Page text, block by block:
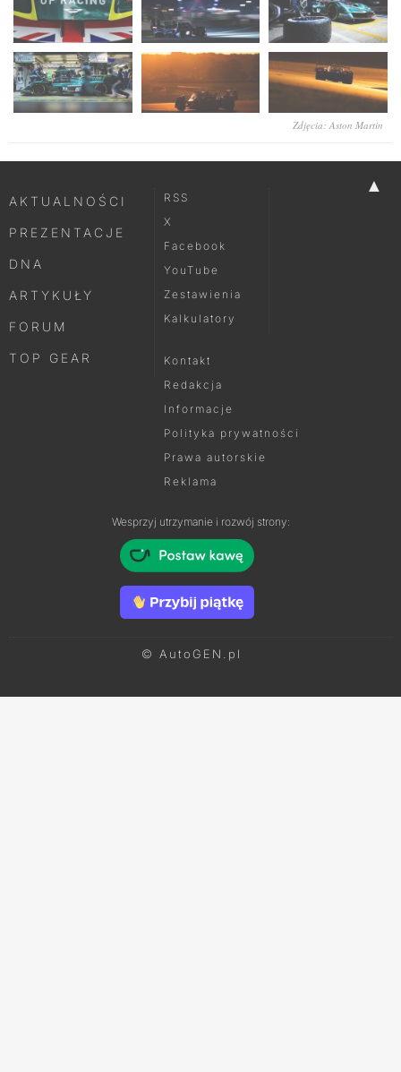
Zdjęcia: Aston Martin
▲
AKTUALNOŚCI
PREZENTACJE
DNA
ARTYKUŁY
FORUM
TOP GEAR
RSS
X
Facebook
YouTube
Zestawienia
Kalkulatory
Kontakt
Redakcja
Informacje
Polityka prywatności
Prawa autorskie
Reklama
Wesprzyj utrzymanie i rozwój strony:
© AutoGEN.pl